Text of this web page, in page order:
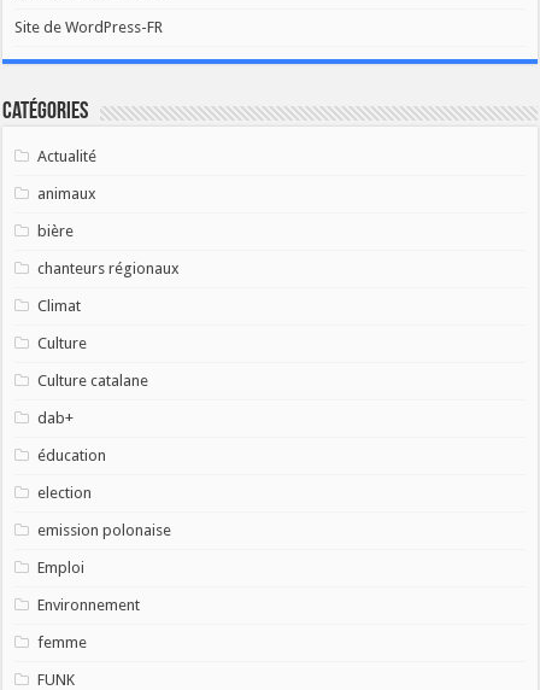
Site de WordPress-FR
Catégories
Actualité
animaux
bière
chanteurs régionaux
Climat
Culture
Culture catalane
dab+
éducation
election
emission polonaise
Emploi
Environnement
femme
FUNK